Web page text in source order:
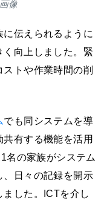
像
伝えられるように
く向上しました。緊
トや作業時間の削
でも同システムを導
有する機能を活用
名の家族がシステム
、日々の記録を開示
した。ICTを介し